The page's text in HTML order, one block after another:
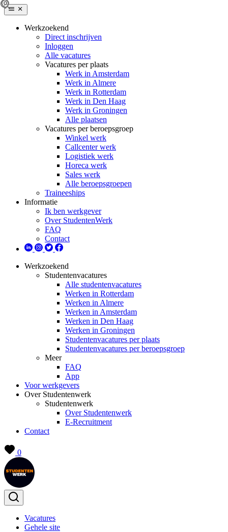
Werkzoekend
Direct inschrijven
Inloggen
Alle vacatures
Vacatures per plaats
Werk in Amsterdam
Werk in Almere
Werk in Rotterdam
Werk in Den Haag
Werk in Groningen
Alle plaatsen
Vacatures per beroepsgroep
Winkel werk
Callcenter werk
Logistiek werk
Horeca werk
Sales werk
Alle beroepsgroepen
Traineeships
Informatie
Ik ben werkgever
Over StudentenWerk
FAQ
Contact
Werkzoekend
Studentenvacatures
Alle studentenvacatures
Werken in Rotterdam
Werken in Almere
Werken in Amsterdam
Werken in Den Haag
Werken in Groningen
Studentenvacatures per plaats
Studentenvacatures per beroepsgroep
Meer
FAQ
App
Voor werkgevers
Over Studentenwerk
Studentenwerk
Over Studentenwerk
E-Recruitment
Contact
0
Vacatures
Gehele site